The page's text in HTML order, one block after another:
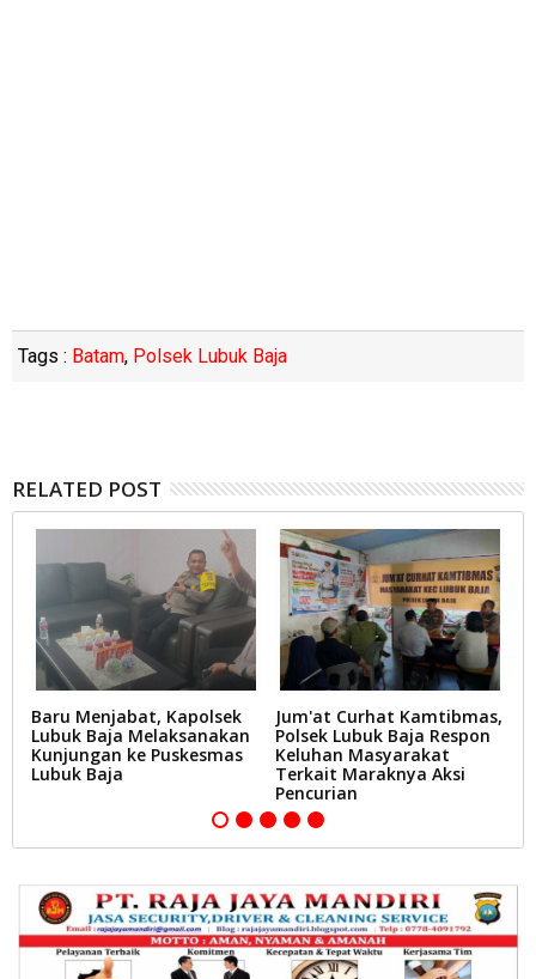
Tags : Batam, Polsek Lubuk Baja
RELATED POST
Baru Menjabat, Kapolsek
Lubuk Baja Melaksanakan
Kunjungan ke Puskesmas
Lubuk Baja
Jum'at Curhat Kamtibmas,
Polsek Lubuk Baja Respon
Keluhan Masyarakat
Terkait Maraknya Aksi
Pencurian